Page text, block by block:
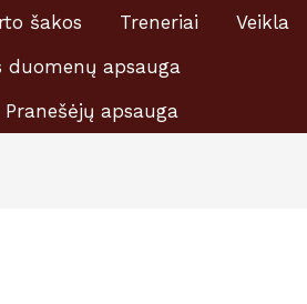
šakos Treneriai Veikla
duomenų apsauga
Pranešėjų apsauga
skirti Eišiškių A.Ratkevičiaus